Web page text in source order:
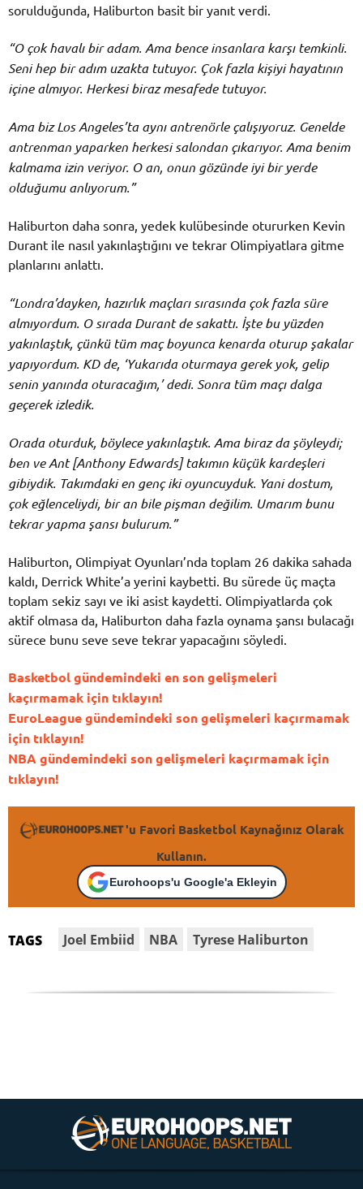
sorulduğunda, Haliburton basit bir yanıt verdi.
“O çok havalı bir adam. Ama bence insanlara karşı temkinli.
Seni hep bir adım uzakta tutuyor. Çok fazla kişiyi hayatının
içine almıyor. Herkesi biraz mesafede tutuyor.
Ama biz Los Angeles’ta aynı antrenörle çalışıyoruz. Genelde
antrenman yaparken herkesi salondan çıkarıyor. Ama benim
kalmama izin veriyor. O an, onun gözünde iyi bir yerde
olduğumu anlıyorum.”
Haliburton daha sonra, yedek kulübesinde otururken Kevin
Durant ile nasıl yakınlaştığını ve tekrar Olimpiyatlara gitme
planlarını anlattı.
“Londra’dayken, hazırlık maçları sırasında çok fazla süre
almıyordum. O sırada Durant de sakattı. İşte bu yüzden
yakınlaştık, çünkü tüm maç boyunca kenarda oturup şakalar
yapıyordum. KD de, ‘Yukarıda oturmaya gerek yok, gelip
senin yanında oturacağım,’ dedi. Sonra tüm maçı dalga
geçerek izledik.
Orada oturduk, böylece yakınlaştık. Ama biraz da şöyleydi;
ben ve Ant [Anthony Edwards] takımın küçük kardeşleri
gibiydik. Takımdaki en genç iki oyuncuyduk. Yani dostum,
çok eğlenceliydi, bir an bile pişman değilim. Umarım bunu
tekrar yapma şansı bulurum.”
Haliburton, Olimpiyat Oyunları’nda toplam 26 dakika sahada
kaldı, Derrick White’a yerini kaybetti. Bu sürede üç maçta
toplam sekiz sayı ve iki asist kaydetti. Olimpiyatlarda çok
aktif olmasa da, Haliburton daha fazla oynama şansı bulacağı
sürece bunu seve seve tekrar yapacağını söyledi.
Basketbol gündemindeki en son gelişmeleri
kaçırmamak için tıklayın!
EuroLeague gündemindeki son gelişmeleri kaçırmamak
için tıklayın!
NBA gündemindeki son gelişmeleri kaçırmamak için
tıklayın!
'u Favori Basketbol Kaynağınız Olarak
Kullanın.
Eurohoops'u Google'a Ekleyin
TAGS Joel Embiid NBA Tyrese Haliburton